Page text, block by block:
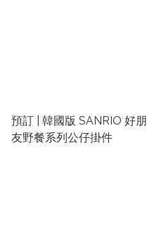
預訂 | 韓國版 SANRIO 好朋
友野餐系列公仔掛件